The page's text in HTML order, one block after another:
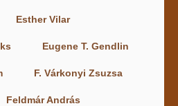
Esther Vilar
Eugene T. Gendlin
F. Várkonyi Zsuzsa
Feldmár András